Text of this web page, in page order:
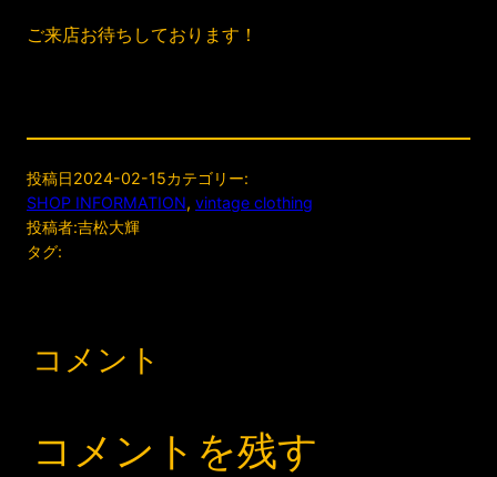
ご来店お待ちしております！
投稿日2024-02-15カテゴリー:
SHOP INFORMATION, vintage clothing
投稿者:吉松大輝
タグ:
コメント
コメントを残す